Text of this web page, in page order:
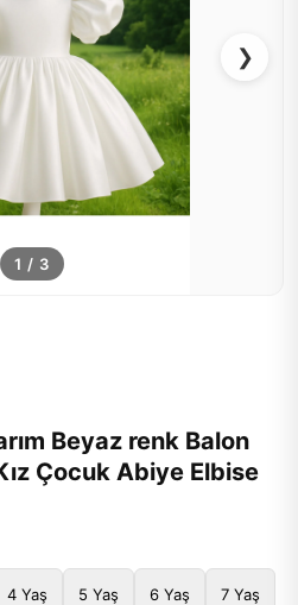
❯
1 / 3
Beyaz renk Balon
Çocuk Abiye Elbise
4 Yaş 5 Yaş 6 Yaş 7 Yaş